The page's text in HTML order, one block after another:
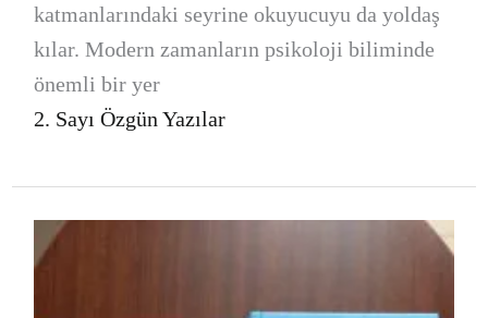
katmanlarındaki seyrine okuyucuyu da yoldaş
kılar. Modern zamanların psikoloji biliminde
önemli bir yer
2. Sayı Özgün Yazılar